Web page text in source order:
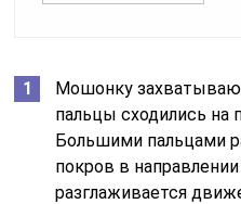
Мошонку
пальцы сходились на
Большими пальцами
покров в
разглаживается